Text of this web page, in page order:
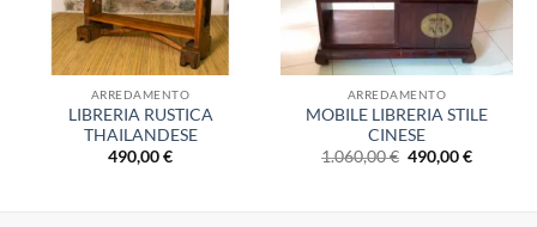
ARREDAMENTO
LIBRERIA RUSTICA
THAILANDESE
490,00€
ARREDAMENTO
MOBILE LIBRERIA STILE
CINESE
1.060,00€ Il
prezzo
490,00€Il